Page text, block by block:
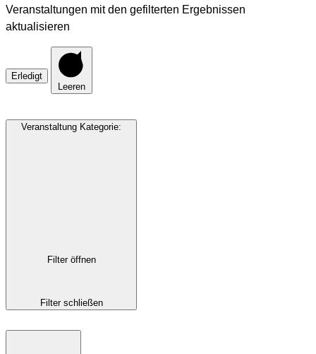
Veranstaltungen mit den gefilterten Ergebnissen
aktualisieren
Erledigt
Leeren
Veranstaltung Kategorie:
Filter öffnen
Filter schließen